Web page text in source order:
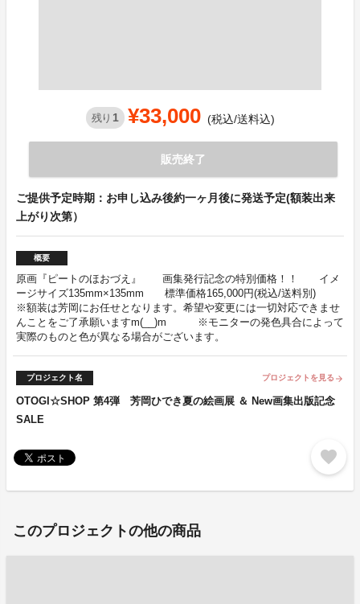
残り 1 ¥33,000 (税込/送料込)
販売終了
ご提供予定時期：お申し込み後約一ヶ月後に発送予定(額装出来
上がり次第）
概要
原画『ピートのほおづえ』 画集発行記念の特別価格！！ イメ
ージサイズ135mm×135mm 標準価格165,000円(税込/送料別)
※額装は芳岡にお任せとなります。希望や変更には一切対応できませ
んことをご了承願いますm(__)m ※モニターの発色具合によって
実際のものと色が異なる場合がございます。
プロジェクト名 プロジェクトを見る arrow_forward
OTOGI☆SHOP 第4弾 芳岡ひでき夏の絵画展 ＆ New画集出版記念
SALE
favorite
このプロジェクトの他の商品